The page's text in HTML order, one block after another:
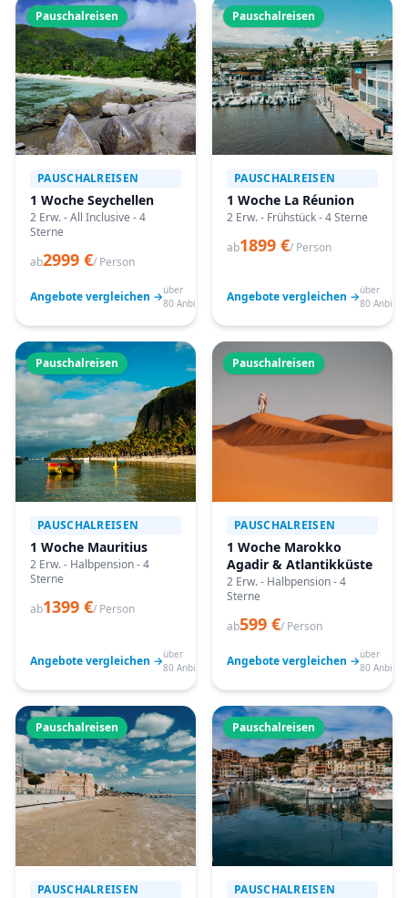
Pauschalreisen
PAUSCHALREISEN
1 Woche Seychellen
2 Erw. - All Inclusive - 4
Sterne
ab2999 €/ Person
Angebote vergleichen →über
80 Anbieter
Pauschalreisen
PAUSCHALREISEN
1 Woche La Réunion
2 Erw. - Frühstück - 4 Sterne
ab1899 €/ Person
Angebote vergleichen →über
80
Pauschalreisen
PAUSCHALREISEN
1 Woche Mauritius
2 Erw. - Halbpension - 4
Sterne
ab1399 €/ Person
Angebote vergleichen →über
80 Anbieter
Pauschalreisen
PAUSCHALREISEN
1 Woche Marokko
Agadir & Atlantikküste
2 Erw. - Halbpension - 4
Sterne
ab599 €/ Person
Angebote vergleichen →über
80
Pauschalreisen
PAUSCHALREISEN
Pauschalreisen
PAUSCHALREISEN